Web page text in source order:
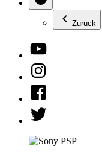
Zurück
YouTube
Instagram
Facebook
Twitter